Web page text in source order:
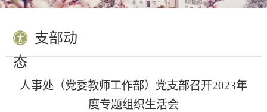
支部动
态
人事处（党委教师工作部）党支部召开2023年
度专题组织生活会